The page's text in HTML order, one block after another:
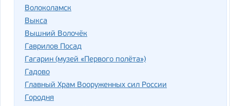
Волоколамск
Выкса
Вышний Волочёк
Гаврилов Посад
Гагарин (музей «Первого полёта»)
Гадово
Главный Храм Вооруженных сил России
Городня